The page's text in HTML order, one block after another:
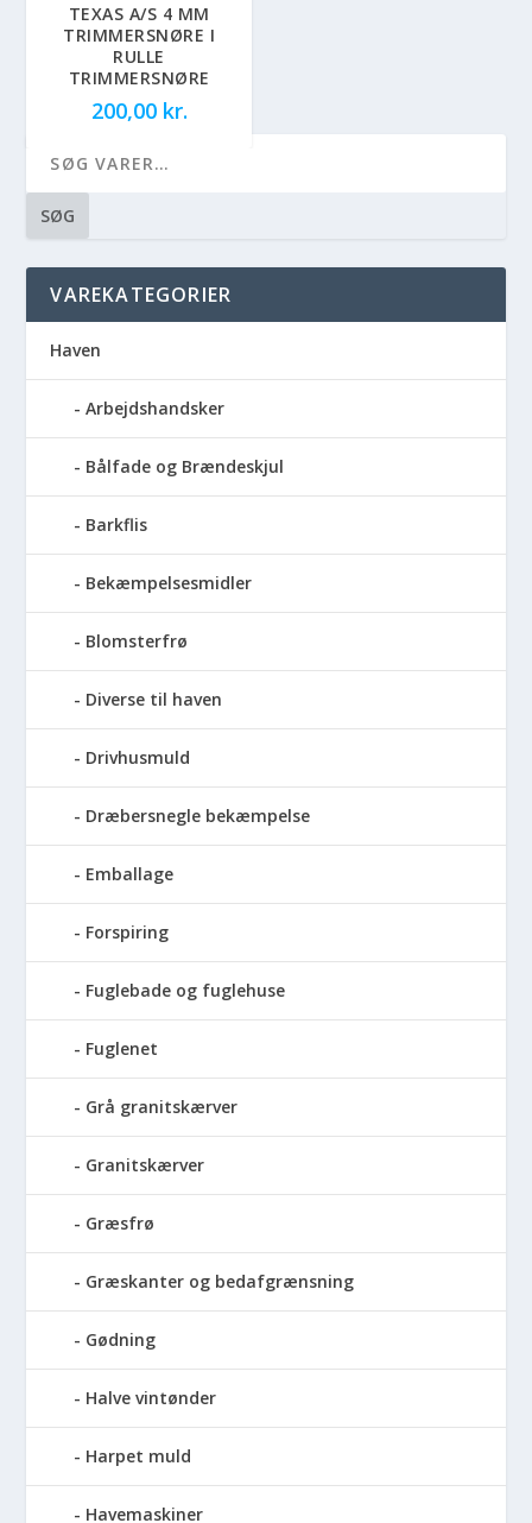
TEXAS A/S 4 MM
TRIMMERSNØRE I
RULLE
TRIMMERSNØRE
200,00 kr.
SØG
VAREKATEGORIER
Haven
Arbejdshandsker
Bålfade og Brændeskjul
Barkflis
Bekæmpelsesmidler
Blomsterfrø
Diverse til haven
Drivhusmuld
Dræbersnegle bekæmpelse
Emballage
Forspiring
Fuglebade og fuglehuse
Fuglenet
Grå granitskærver
Granitskærver
Græsfrø
Græskanter og bedafgrænsning
Gødning
Halve vintønder
Harpet muld
Havemaskiner